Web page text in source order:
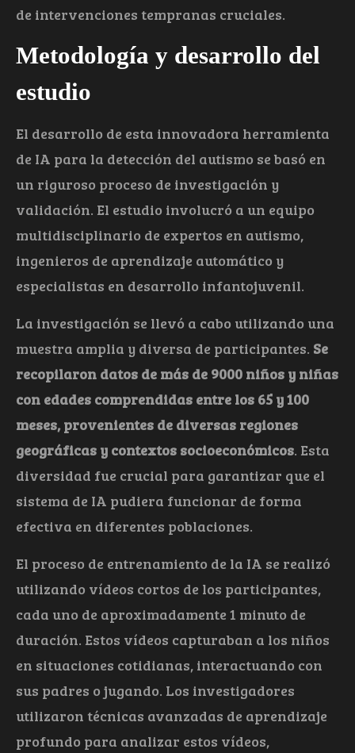
de intervenciones tempranas cruciales.
Metodología y desarrollo del
estudio
El desarrollo de esta innovadora herramienta
de IA para la detección del autismo se basó en
un riguroso proceso de investigación y
validación. El estudio involucró a un equipo
multidisciplinario de expertos en autismo,
ingenieros de aprendizaje automático y
especialistas en desarrollo infantojuvenil.
La investigación se llevó a cabo utilizando una
muestra amplia y diversa de participantes. Se
recopilaron datos de más de 9000 niños y niñas
con edades comprendidas entre los 65 y 100
meses, provenientes de diversas regiones
geográficas y contextos socioeconómicos. Esta
diversidad fue crucial para garantizar que el
sistema de IA pudiera funcionar de forma
efectiva en diferentes poblaciones.
El proceso de entrenamiento de la IA se realizó
utilizando vídeos cortos de los participantes,
cada uno de aproximadamente 1 minuto de
duración. Estos vídeos capturaban a los niños
en situaciones cotidianas, interactuando con
sus padres o jugando. Los investigadores
utilizaron técnicas avanzadas de aprendizaje
profundo para analizar estos vídeos,